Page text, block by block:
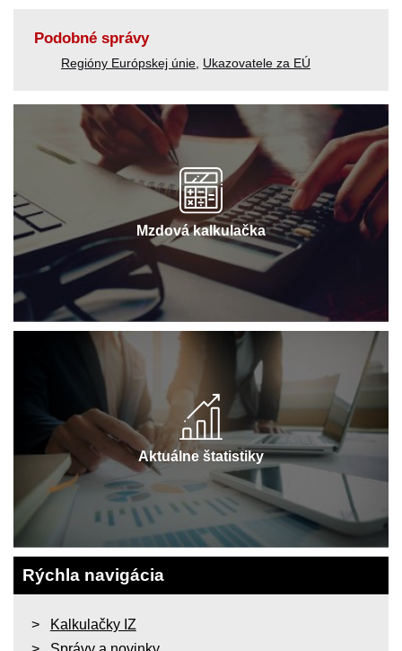
Podobné správy
Regióny Európskej únie Ukazovatele za EÚ
Mzdová kalkulačka
Aktuálne štatistiky
Rýchla navigácia
Kalkulačky IZ